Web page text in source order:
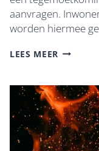
aanvragen.
worden hiermee
LEES MEER